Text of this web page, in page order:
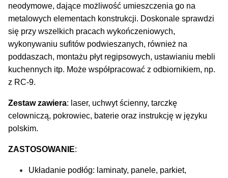
neodymowe, dające możliwość umieszczenia go na
metalowych elementach konstrukcji. Doskonale sprawdzi
się przy wszelkich pracach wykończeniowych,
wykonywaniu sufitów podwieszanych, również na
poddaszach, montażu płyt regipsowych, ustawianiu mebli
kuchennych itp. Może współpracować z odbiornikiem, np.
z RC-9.
Zestaw zawiera: laser, uchwyt ścienny, tarczkę
celowniczą, pokrowiec, baterie oraz instrukcję w języku
polskim.
ZASTOSOWANIE:
Układanie podłóg: laminaty, panele, parkiet,